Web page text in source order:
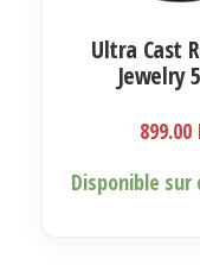
Ultra Cast
Jewelry
899.00
Disponible sur